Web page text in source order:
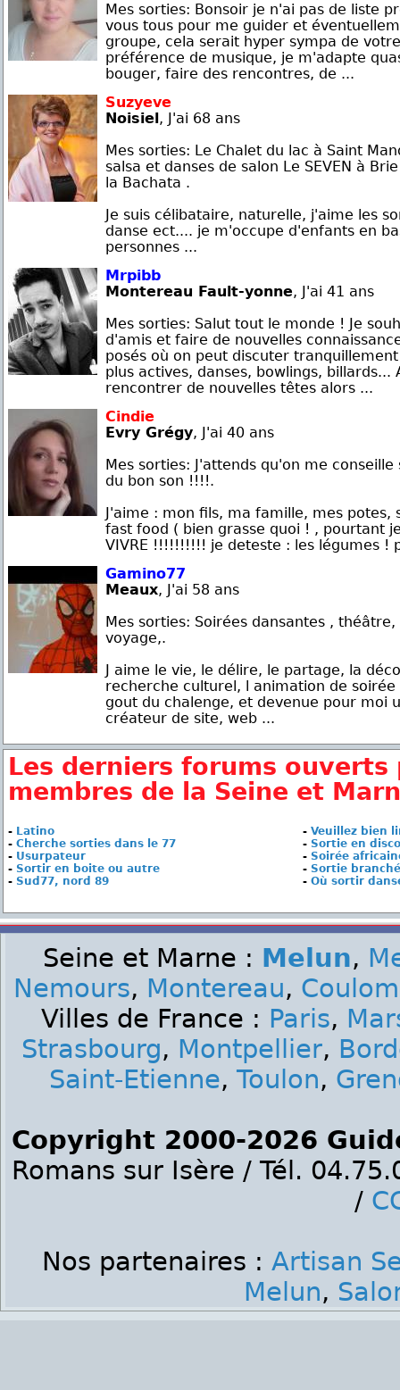
Mes sorties: Bonsoir je n'ai pas de liste
vous tous pour me guider et
groupe, cela serait hyper sympa de
préférence de musique, je m'adapte
bouger, faire des rencontres, de ...
Suzyeve
Noisiel, J'ai 68 ans
Mes sorties: Le Chalet du lac à Saint
salsa et danses de salon Le SEVEN à
la Bachata .
Je suis célibataire, naturelle, j'aime les
danse ect.... je m'occupe d'enfants en
personnes ...
Mrpibb
Montereau Fault-yonne, J'ai 41 ans
Mes sorties: Salut tout le monde ! Je
d'amis et faire de nouvelles
posés où on peut discuter
plus actives, danses, bowlings, billards...
rencontrer de nouvelles têtes alors ...
Cindie
Evry Grégy, J'ai 40 ans
Mes sorties: J'attends qu'on me
du bon son !!!!.
J'aime : mon fils, ma famille, mes
fast food ( bien grasse quoi ! , pourtant
VIVRE !!!!!!!!!! je deteste : les légumes !
Gamino77
Meaux, J'ai 58 ans
Mes sorties: Soirées dansantes ,
voyage,.
J aime le vie, le délire, le partage, la
recherche culturel, l animation de
gout du chalenge, et devenue pour moi
créateur de site, web ...
Les derniers forums ouverts
membres de la Seine et
- Latino
- Cherche sorties dans le 77
- Usurpateur
- Sortir en boite ou autre
- Sud77, nord 89
- Veuillez bien
- Sortie en
- Soirée
- Sortie
- Où sortir
Seine et Marne : Melun,
Nemours, Montereau,
Villes de France : Paris,
Strasbourg, Montpellier,
Saint-Etienne, Toulon,
Copyright 2000-2026
Romans sur Isère / Tél.
/
Nos partenaires : Artisan
Melun,